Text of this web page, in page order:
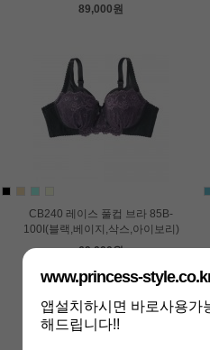
89,000원
CB240 레이스 풀컵 브라 85B-
100I(블랙,베이지,삭스,아이보리)
69,000원
www.princess-
앱설치하시면 바로사용가
해드립니다!!